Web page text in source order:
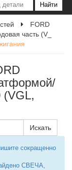
FORD
часть (V_
(VGL,
Искать
сокращенно
СВЕЧА,